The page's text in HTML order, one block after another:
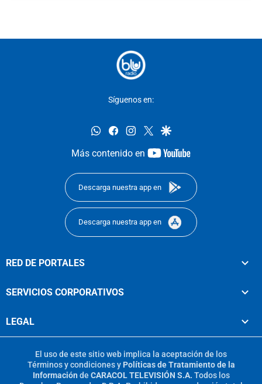
Síguenos en:
whatsappfacebookinstagram
twittergoogle
Más contenido en
youtube-
Descarga nuestra app en
Descarga nuestra app en
RED DE PORTALES
SERVICIOS CORPORATIVOS
LEGAL
El uso de este sitio web implica la aceptación de los
Términos y condicionesy Políticas de Tratamiento de la
Información de CARACOL TELEVISIÓN S.A. Todos los